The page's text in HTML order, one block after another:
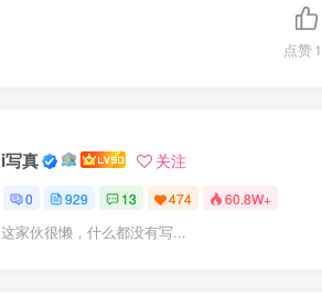
点赞
i写真 关注
0 929 13 474 60.8W+
这家伙很懒，什么都没有写...